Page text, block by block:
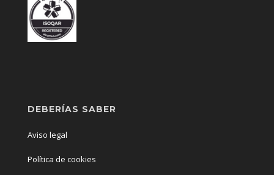
DEBERÍAS SABER
Aviso legal
Política de cookies